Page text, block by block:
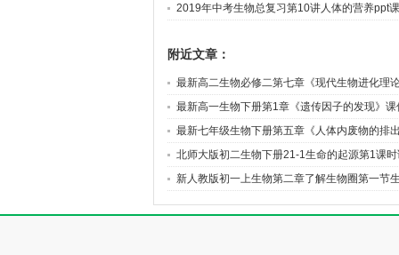
2019年中考生物总复习第10讲人体的营养ppt
附近文章：
最新高二生物必修二第七章《现代生物进化理
最新高一生物下册第1章《遗传因子的发现》课
最新七年级生物下册第五章《人体内废物的排
北师大版初二生物下册21-1生命的起源第1课时
新人教版初一上生物第二章了解生物圈第一节
系课件